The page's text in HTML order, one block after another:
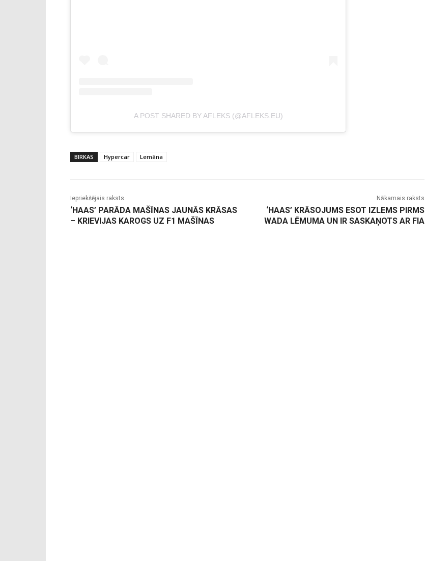
A POST SHARED BY AFLEKS (@AFLEKS.EU)
BIRKAS Hypercar Lemāna
Iepriekšējais raksts
‘HAAS’ PARĀDA MAŠĪNAS JAUNĀS KRĀSAS
– KRIEVIJAS KAROGS UZ F1 MAŠĪNAS
Nākamais raksts
‘HAAS’ KRĀSOJUMS ESOT IZLEMS PIRMS
WADA LĒMUMA UN IR SASKAŅOTS AR FIA